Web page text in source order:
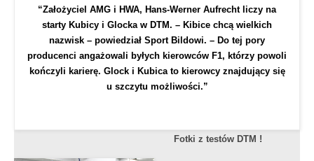
“Założyciel AMG i HWA, Hans-Werner Aufrecht liczy na
starty Kubicy i Glocka w DTM. – Kibice chcą wielkich
nazwisk – powiedział Sport Bildowi. – Do tej pory
producenci angażowali byłych kierowców F1, którzy powoli
kończyli karierę. Glock i Kubica to kierowcy znajdujący się
u szczytu możliwości.”
Fotki z testów DTM !